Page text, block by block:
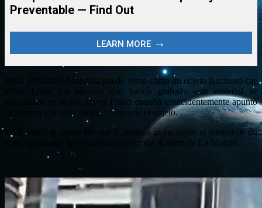
En la grabación difundida puede verse como un objeto luminoso cae
sobre Lima. La persona que habría grabado este material se
encontraba en la Av. Javier Prado cuando coincidentemente apuntó
su cámara a la zona donde aparecería el objeto.
En el vídeo se puede ver que la persona graba desde el interior de un
auto, apuntando su cámara con dirección al cerro de La Molina.